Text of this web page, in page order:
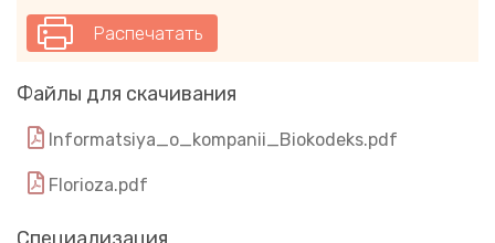
Распечатать
Файлы для скачивания
Informatsiya_o_kompanii_Biokodeks.pdf
Florioza.pdf